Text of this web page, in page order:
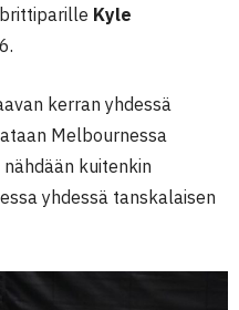
Kyle
kerran yhdessä
Melbournessa
kuitenkin
yhdessä tanskalaisen